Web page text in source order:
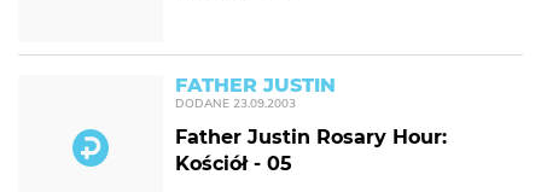
FATHER JUSTIN
DODANE 23.09.2003
Father Justin Rosary Hour:
Kościół - 05